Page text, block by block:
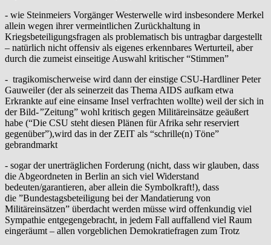
- wie Steinmeiers Vorgänger Westerwelle wird insbesondere Merkel
allein wegen ihrer vermeintlichen Zurückhaltung in
Kriegsbeteiligungsfragen als problematisch bis untragbar dargestellt
– natürlich nicht offensiv als eigenes erkennbares Werturteil, aber
durch die zumeist einseitige Auswahl kritischer “Stimmen”
- tragikomischerweise wird dann der einstige CSU-Hardliner Peter
Gauweiler (der als seinerzeit das Thema AIDS aufkam etwa
Erkrankte auf eine einsame Insel verfrachten wollte) weil der sich in
der Bild-”Zeitung” wohl kritisch gegen Militäreinsätze geäußert
habe (“Die CSU steht diesen Plänen für Afrika sehr reserviert
gegenüber”),wird das in der ZEIT als “schrille(n) Töne”
gebrandmarkt
- sogar der unerträglichen Forderung (nicht, dass wir glauben, dass
die Abgeordneten in Berlin an sich viel Widerstand
bedeuten/garantieren, aber allein die Symbolkraft!), dass
die ”Bundestagsbeteiligung bei der Mandatierung von
Militäreinsätzen” überdacht werden müsse wird offenkundig viel
Sympathie entgegengebracht, in jedem Fall auffallend viel Raum
eingeräumt – allen vorgeblichen Demokratiefragen zum Trotz